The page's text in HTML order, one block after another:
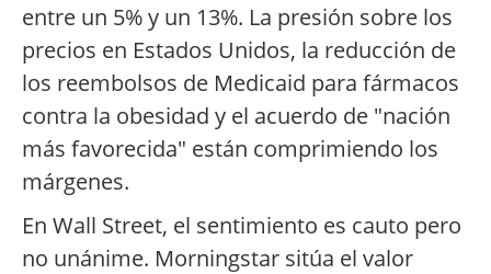
entre un 5% y un 13%. La presión sobre los
precios en Estados Unidos, la reducción de
los reembolsos de Medicaid para fármacos
contra la obesidad y el acuerdo de "nación
más favorecida" están comprimiendo los
márgenes.
En Wall Street, el sentimiento es cauto pero
no unánime. Morningstar sitúa el valor